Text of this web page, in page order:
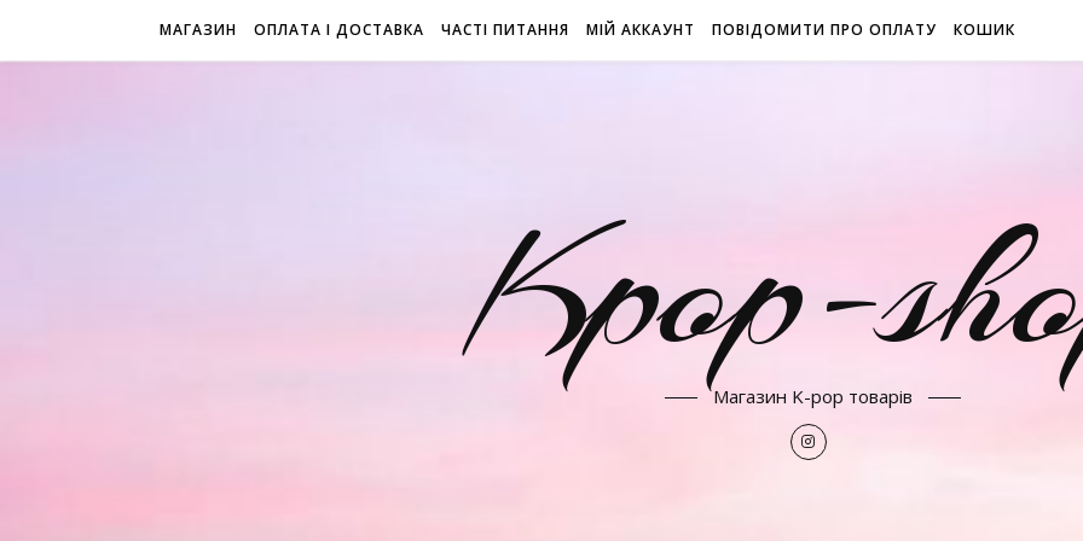
МАГАЗИН ОПЛАТА І ДОСТАВКА ЧАСТІ ПИТАННЯ МІЙ АККАУНТ ПОВІДОМИТИ ПРО ОПЛАТУ КОШИК
Kpop-
Магазин K-pop товарів